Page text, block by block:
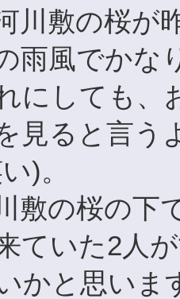
川敷の桜が
雨風でかな
にしても、
見ると言う
)。
敷の桜の下
ていた2人
かと思いま